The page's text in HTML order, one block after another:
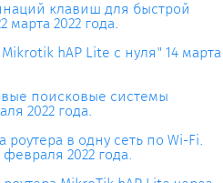
клавиш для быстрой
марта 2022 года.
hAP Lite с нуля" 14 марта
поисковые системы
2022 года.
в одну сеть по Wi-Fi.
2022 года.